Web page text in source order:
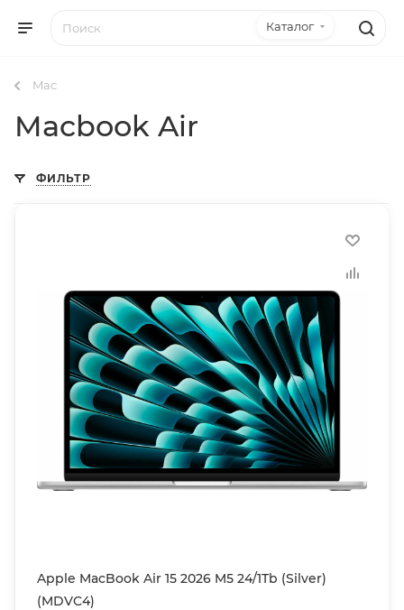
Каталог
Mac
Macbook Air
ФИЛЬТР
Apple MacBook Air 15 2026 M5 24/1Tb (Silver)
(MDVC4)